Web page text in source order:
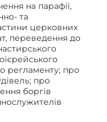
на парафії,
та
церковних
переведення до
регламенту; про
про
боргів